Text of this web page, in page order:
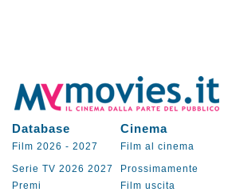
Database Cinema
Film 2026 - 2027 Film al cinema
Serie TV 2026 2027 Prossimamente
Premi
Film uscita